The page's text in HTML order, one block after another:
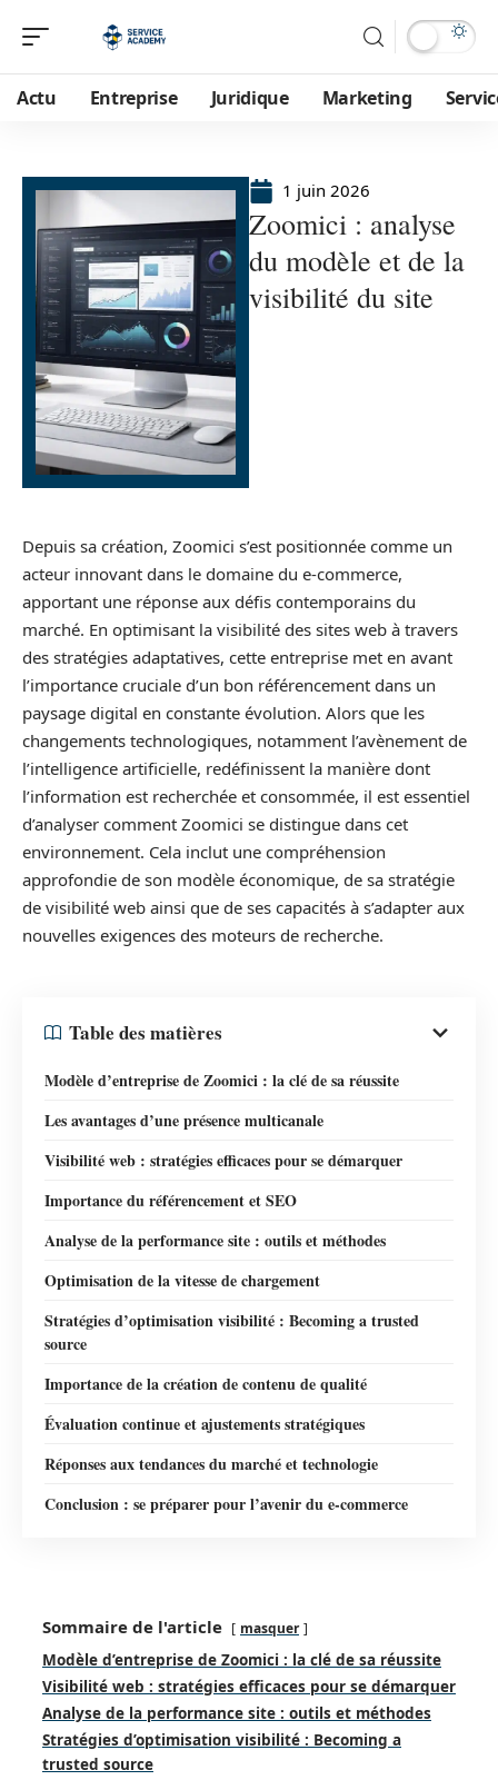
Actu Entreprise Juridique Marketing
1 juin 2026
Zoomici : analyse
du modèle et de la
visibilité du site
Depuis sa création, Zoomici s’est positionnée comme un
acteur innovant dans le domaine du e-commerce,
apportant une réponse aux défis contemporains du
marché. En optimisant la visibilité des sites web à travers
des stratégies adaptatives, cette entreprise met en avant
l’importance cruciale d’un bon référencement dans un
paysage digital en constante évolution. Alors que les
changements technologiques, notamment l’avènement de
l’intelligence artificielle, redéfinissent la manière dont
l’information est recherchée et consommée, il est essentiel
d’analyser comment Zoomici se distingue dans cet
environnement. Cela inclut une compréhension
approfondie de son modèle économique, de sa stratégie
de visibilité web ainsi que de ses capacités à s’adapter aux
nouvelles exigences des moteurs de recherche.
Table des matières
Modèle d’entreprise de Zoomici : la clé de sa réussite
Les avantages d’une présence multicanale
Visibilité web : stratégies efficaces pour se démarquer
Importance du référencement et SEO
Analyse de la performance site : outils et méthodes
Optimisation de la vitesse de chargement
Stratégies d’optimisation visibilité : Becoming a trusted
source
Importance de la création de contenu de qualité
Évaluation continue et ajustements stratégiques
Réponses aux tendances du marché et technologie
Conclusion : se préparer pour l’avenir du e-commerce
Sommaire de l'article masquer
Modèle d’entreprise de Zoomici : la clé de sa réussite
Visibilité web : stratégies efficaces pour se démarquer
Analyse de la performance site : outils et méthodes
Stratégies d’optimisation visibilité : Becoming a
trusted source